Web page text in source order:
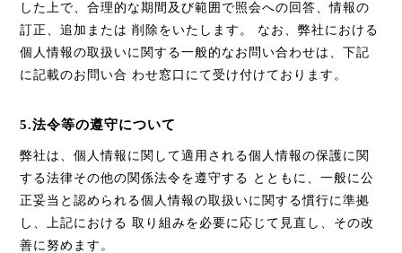
した上で、合理的な期間及び範囲で照会への回答、情報の
訂正、追加または 削除をいたします。 なお、弊社における
個人情報の取扱いに関する一般的なお問い合わせは、下記
に記載のお問い合 わせ窓口にて受け付けております。
5.法令等の遵守について
弊社は、個人情報に関して適用される個人情報の保護に関
する法律その他の関係法令を遵守する とともに、一般に公
正妥当と認められる個人情報の取扱いに関する慣行に準拠
し、上記における 取り組みを必要に応じて見直し、その改
善に努めます。